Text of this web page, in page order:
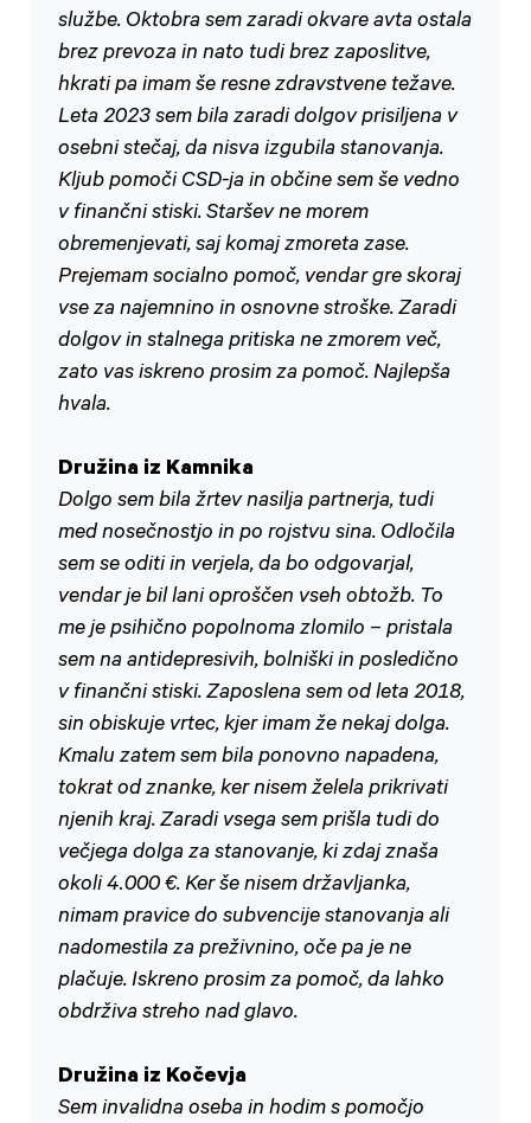
službe. Oktobra sem zaradi okvare avta ostala
brez prevoza in nato tudi brez zaposlitve,
hkrati pa imam še resne zdravstvene težave.
Leta 2023 sem bila zaradi dolgov prisiljena v
osebni stečaj, da nisva izgubila stanovanja.
Kljub pomoči CSD-ja in občine sem še vedno
v finančni stiski. Staršev ne morem
obremenjevati, saj komaj zmoreta zase.
Prejemam socialno pomoč, vendar gre skoraj
vse za najemnino in osnovne stroške. Zaradi
dolgov in stalnega pritiska ne zmorem več,
zato vas iskreno prosim za pomoč. Najlepša
hvala.
Družina iz Kamnika
Dolgo sem bila žrtev nasilja partnerja, tudi
med nosečnostjo in po rojstvu sina. Odločila
sem se oditi in verjela, da bo odgovarjal,
vendar je bil lani oproščen vseh obtožb. To
me je psihično popolnoma zlomilo – pristala
sem na antidepresivih, bolniški in posledično
v finančni stiski. Zaposlena sem od leta 2018,
sin obiskuje vrtec, kjer imam že nekaj dolga.
Kmalu zatem sem bila ponovno napadena,
tokrat od znanke, ker nisem želela prikrivati
njenih kraj. Zaradi vsega sem prišla tudi do
večjega dolga za stanovanje, ki zdaj znaša
okoli 4.000 €. Ker še nisem državljanka,
nimam pravice do subvencije stanovanja ali
nadomestila za preživnino, oče pa je ne
plačuje. Iskreno prosim za pomoč, da lahko
obdrživa streho nad glavo.
Družina iz Kočevja
Sem invalidna oseba in hodim s pomočjo